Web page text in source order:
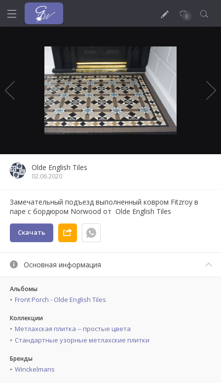
0
Olde English Tiles
02.06.2020
Замечательный подъезд выполненный ковром Fitzroy в
паре с бордюром Norwood от Olde English Tiles
Скачать
Основная информация
Альбомы
Front Porch - Olde English Tiles
Коллекции
Метлахская плитка -- простые цвета
Стандартные узорные метлахские плитки
Бренды
Winckelmans